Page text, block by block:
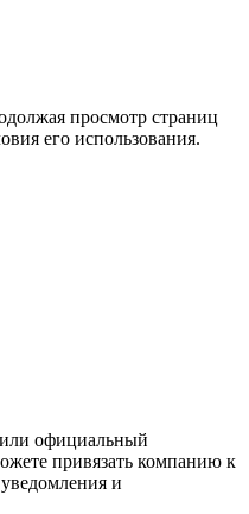
просмотр страниц
его использования.
официальный
привязать компанию к
и